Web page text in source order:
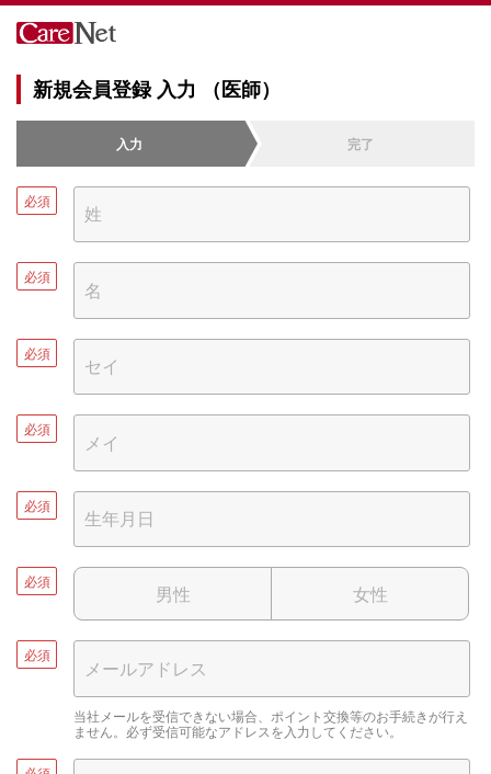
新規会員登録 入力 （医師）
入力 完了
必須
必須
必須
必須
必須
必須
男性 女性
必須
当社メールを受信できない場合、ポイント交換等のお手続きが行え
ません。必ず受信可能なアドレスを入力してください。